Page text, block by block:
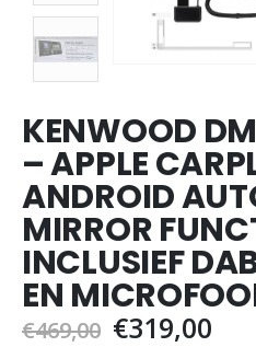
KENWOOD
– APPLE
ANDROID
MIRROR
INCLUSIEF
EN
€469,00 €319,00